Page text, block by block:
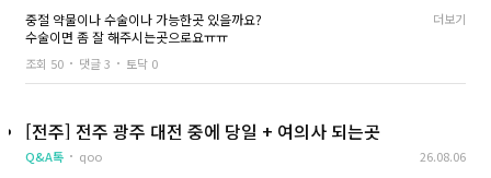
중절 약물이나 수술이나 가능한곳 있을까요?
수술이면 좀 잘 해주시는곳으로요ㅠㅠ
더보기
조회 50 댓글 3 토닥 0
[전주] 전주 광주 대전 중에 당일 + 여의사 되는곳
Q&A톡 qoo 26.08.06